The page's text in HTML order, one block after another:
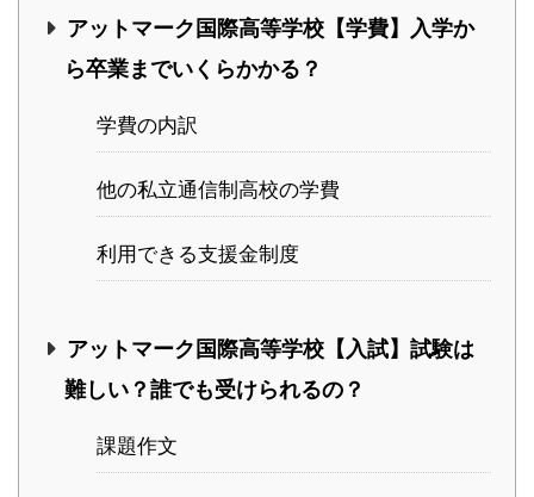
アットマーク国際高等学校【学費】入学か
ら卒業までいくらかかる？
学費の内訳
他の私立通信制高校の学費
利用できる支援金制度
アットマーク国際高等学校【入試】試験は
難しい？誰でも受けられるの？
課題作文